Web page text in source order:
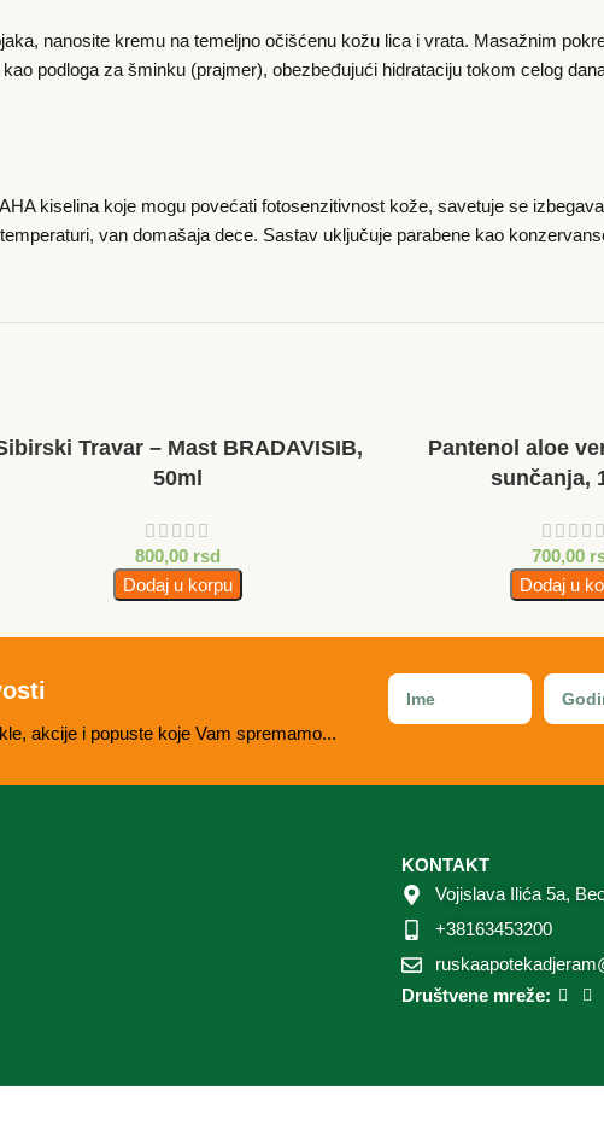
nanosite kremu na temeljno očišćenu kožu lica i vrata. Masažnim
podloga za šminku (prajmer), obezbeđujući hidrataciju tokom celog
kiselina koje mogu povećati fotosenzitivnost kože, savetuje se
van domašaja dece. Sastav uključuje parabene kao
Travar – Mast BRADAVISIB,
50ml
800,00 rsd
Dodaj u korpu
Pantenol aloe
sunčanja,
700,00
Dodaj u
akcije i popuste koje Vam spremamo...
KONTAKT
Vojislava Ilića 5a,
+38163453200
Društvene mreže: